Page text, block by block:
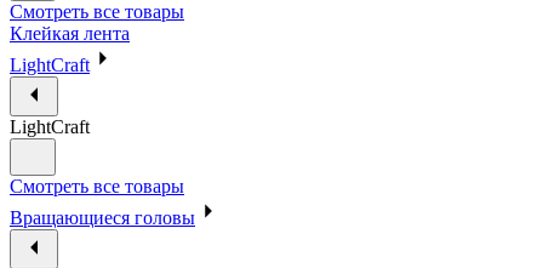
Смотреть все товары
Клейкая лента
LightCraft
LightCraft
Смотреть все товары
Вращающиеся головы